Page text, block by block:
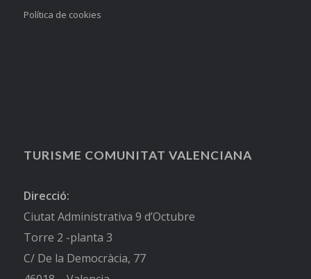
Política de cookies
TURISME COMUNITAT VALENCIANA
Direcció:
Ciutat Administrativa 9 d’Octubre
Torre 2 -planta 3
C/ De la Democràcia, 77